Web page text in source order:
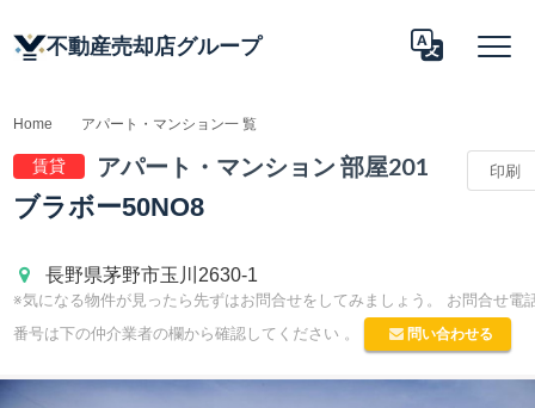
不動産売却店グループ
Translate
Home アパート・マンション一 覧
印刷
賃貸 アパート・マンション 部屋201
ブラボー50NO8
長野県茅野市玉川2630-1
※気になる物件が見ったら先ずはお問合せをしてみましょう。 お問合せ電
番号は下の仲介業者の欄から確認してください 。
問い合わせる